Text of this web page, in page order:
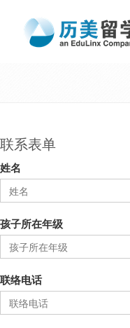
联系表单
姓名
孩子所在年级
联络电话